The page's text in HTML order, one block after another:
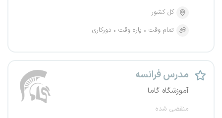
کل کشور
تمام وقت
پاره وقت دورکاری
مدرس فرانسه
آموزشگاه گاما
منقضی شده